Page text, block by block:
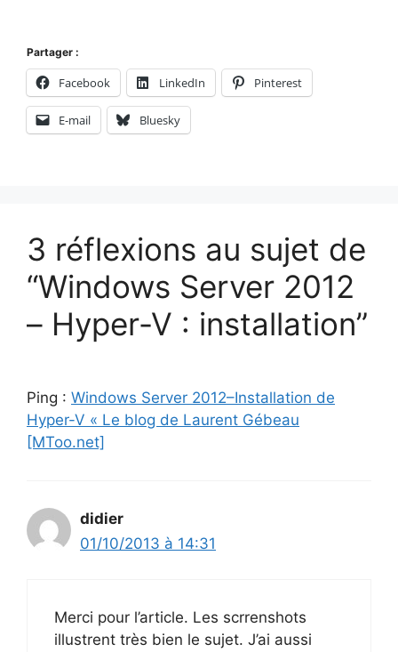
Partager :
Facebook LinkedIn Pinterest
E-mail Bluesky
3 réflexions au sujet de
“Windows Server 2012
– Hyper-V : installation”
Ping : Windows Server 2012–Installation de
Hyper-V « Le blog de Laurent Gébeau
[MToo.net]
didier
01/10/2013 à 14:31
Merci pour l’article. Les scrrenshots
illustrent très bien le sujet. J’ai aussi